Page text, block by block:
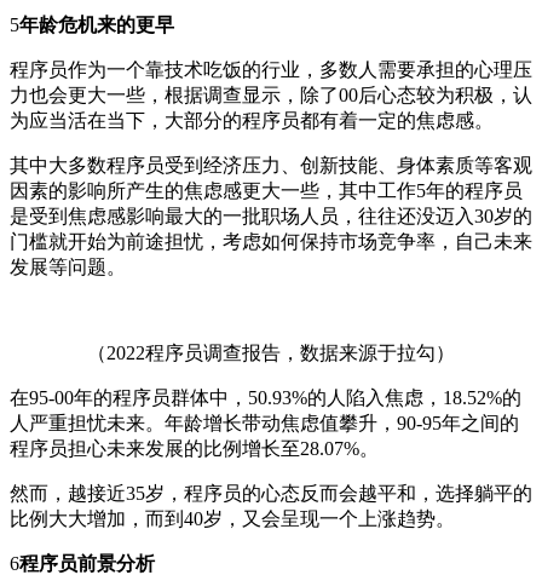
5年龄危机来的更早
程序员作为一个靠技术吃饭的行业，多数人需要承担的心理压
力也会更大一些，根据调查显示，除了00后心态较为积极，认
为应当活在当下，大部分的程序员都有着一定的焦虑感。
其中大多数程序员受到经济压力、创新技能、身体素质等客观
因素的影响所产生的焦虑感更大一些，其中工作5年的程序员
是受到焦虑感影响最大的一批职场人员，往往还没迈入30岁的
门槛就开始为前途担忧，考虑如何保持市场竞争率，自己未来
发展等问题。
（2022程序员调查报告，数据来源于拉勾）
在95-00年的程序员群体中，50.93%的人陷入焦虑，18.52%的
人严重担忧未来。年龄增长带动焦虑值攀升，90-95年之间的
程序员担心未来发展的比例增长至28.07%。
然而，越接近35岁，程序员的心态反而会越平和，选择躺平的
比例大大增加，而到40岁，又会呈现一个上涨趋势。
6程序员前景分析